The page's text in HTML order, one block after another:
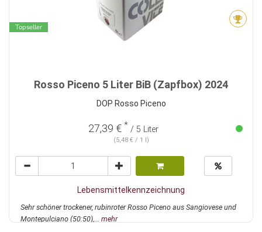
Topseller
Rosso Piceno 5 Liter BiB (Zapfbox) 2024
DOP Rosso Piceno
27,39 € * / 5 Liter
(5,48 € / 1 l)
Lebensmittelkennzeichnung
Sehr schöner trockener, rubinroter Rosso Piceno aus Sangiovese und
Montepulciano (50:50),... mehr